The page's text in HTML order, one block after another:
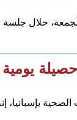
خلال
حالة وفاة خلال
حالة وفاة خلال 24